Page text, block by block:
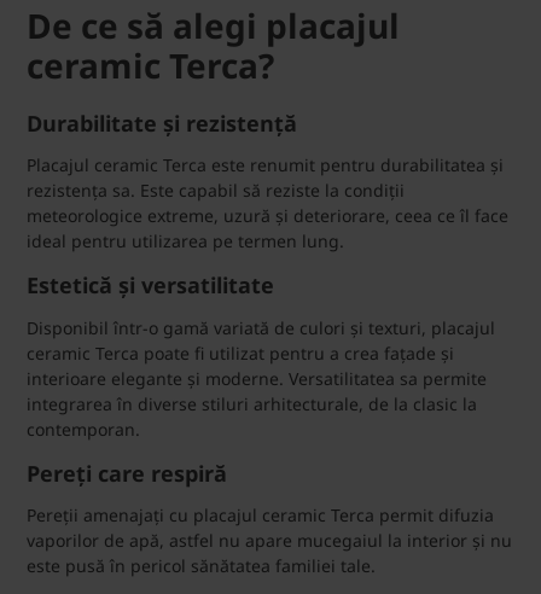
De ce să alegi placajul
ceramic Terca?
Durabilitate și rezistență
Placajul ceramic Terca este renumit pentru durabilitatea și
rezistența sa. Este capabil să reziste la condiții
meteorologice extreme, uzură și deteriorare, ceea ce îl face
ideal pentru utilizarea pe termen lung.
Estetică și versatilitate
Disponibil într-o gamă variată de culori și texturi, placajul
ceramic Terca poate fi utilizat pentru a crea fațade și
interioare elegante și moderne. Versatilitatea sa permite
integrarea în diverse stiluri arhitecturale, de la clasic la
contemporan.
Pereți care respiră
Pereții amenajați cu placajul ceramic Terca permit difuzia
vaporilor de apă, astfel nu apare mucegaiul la interior și nu
este pusă în pericol sănătatea familiei tale.